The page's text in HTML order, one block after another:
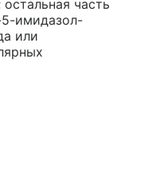
часть
имидазол-
или